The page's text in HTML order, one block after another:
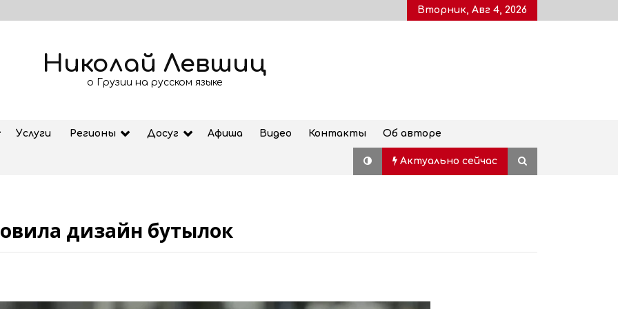
Вторник, Авг 4, 2026
Николай Левшиц
о Грузии на русском языке
Услуги Регионы Досуг Афиша Видео Контакты Об авторе
Актуально сейчас
Рубрика «Азбука Грузии»: дзеоба
Старт продажи билетов на
Популярный наземный переход в
дизайн бутылок